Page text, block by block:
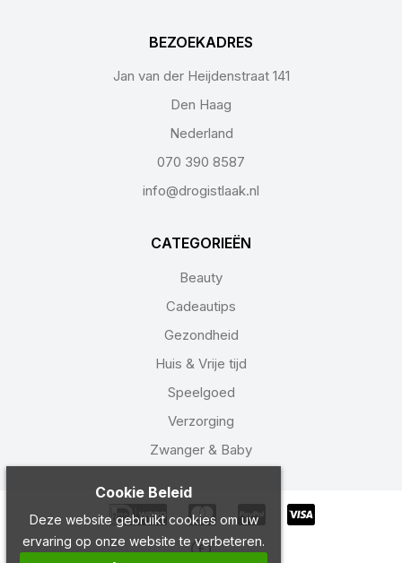
BEZOEKADRES
Jan van der Heijdenstraat 141
Den Haag
Nederland
070 390 8587
info@drogistlaak.nl
CATEGORIEËN
Beauty
Cadeautips
Gezondheid
Huis & Vrije tijd
Speelgoed
Verzorging
Zwanger & Baby
Cookie Beleid
Deze website gebruikt cookies om uw
ervaring op onze website te verbeteren.